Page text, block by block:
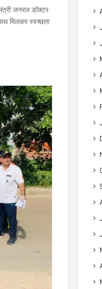
जनरल डॉक्टर
मिलकर स्वच्छता